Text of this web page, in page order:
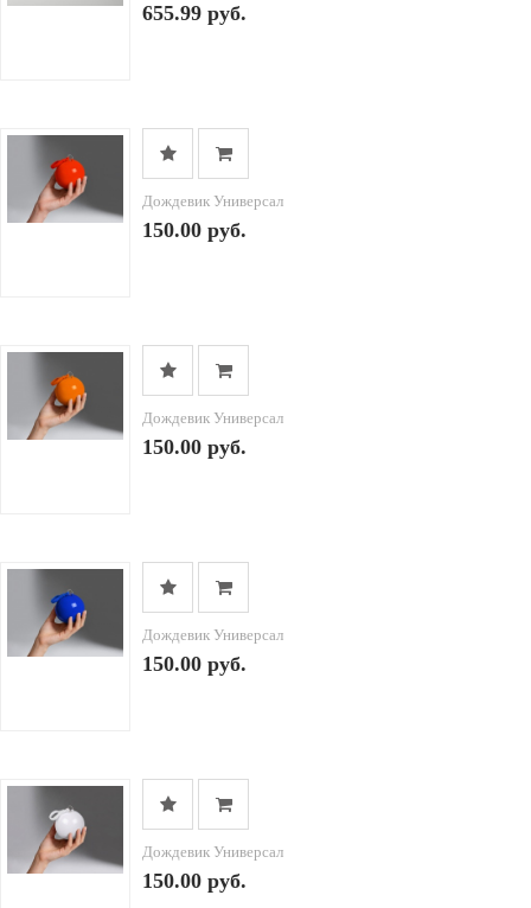
655.99 руб.
Дождевик Универсал
150.00 руб.
Дождевик Универсал
150.00 руб.
Дождевик Универсал
150.00 руб.
Дождевик Универсал
150.00 руб.